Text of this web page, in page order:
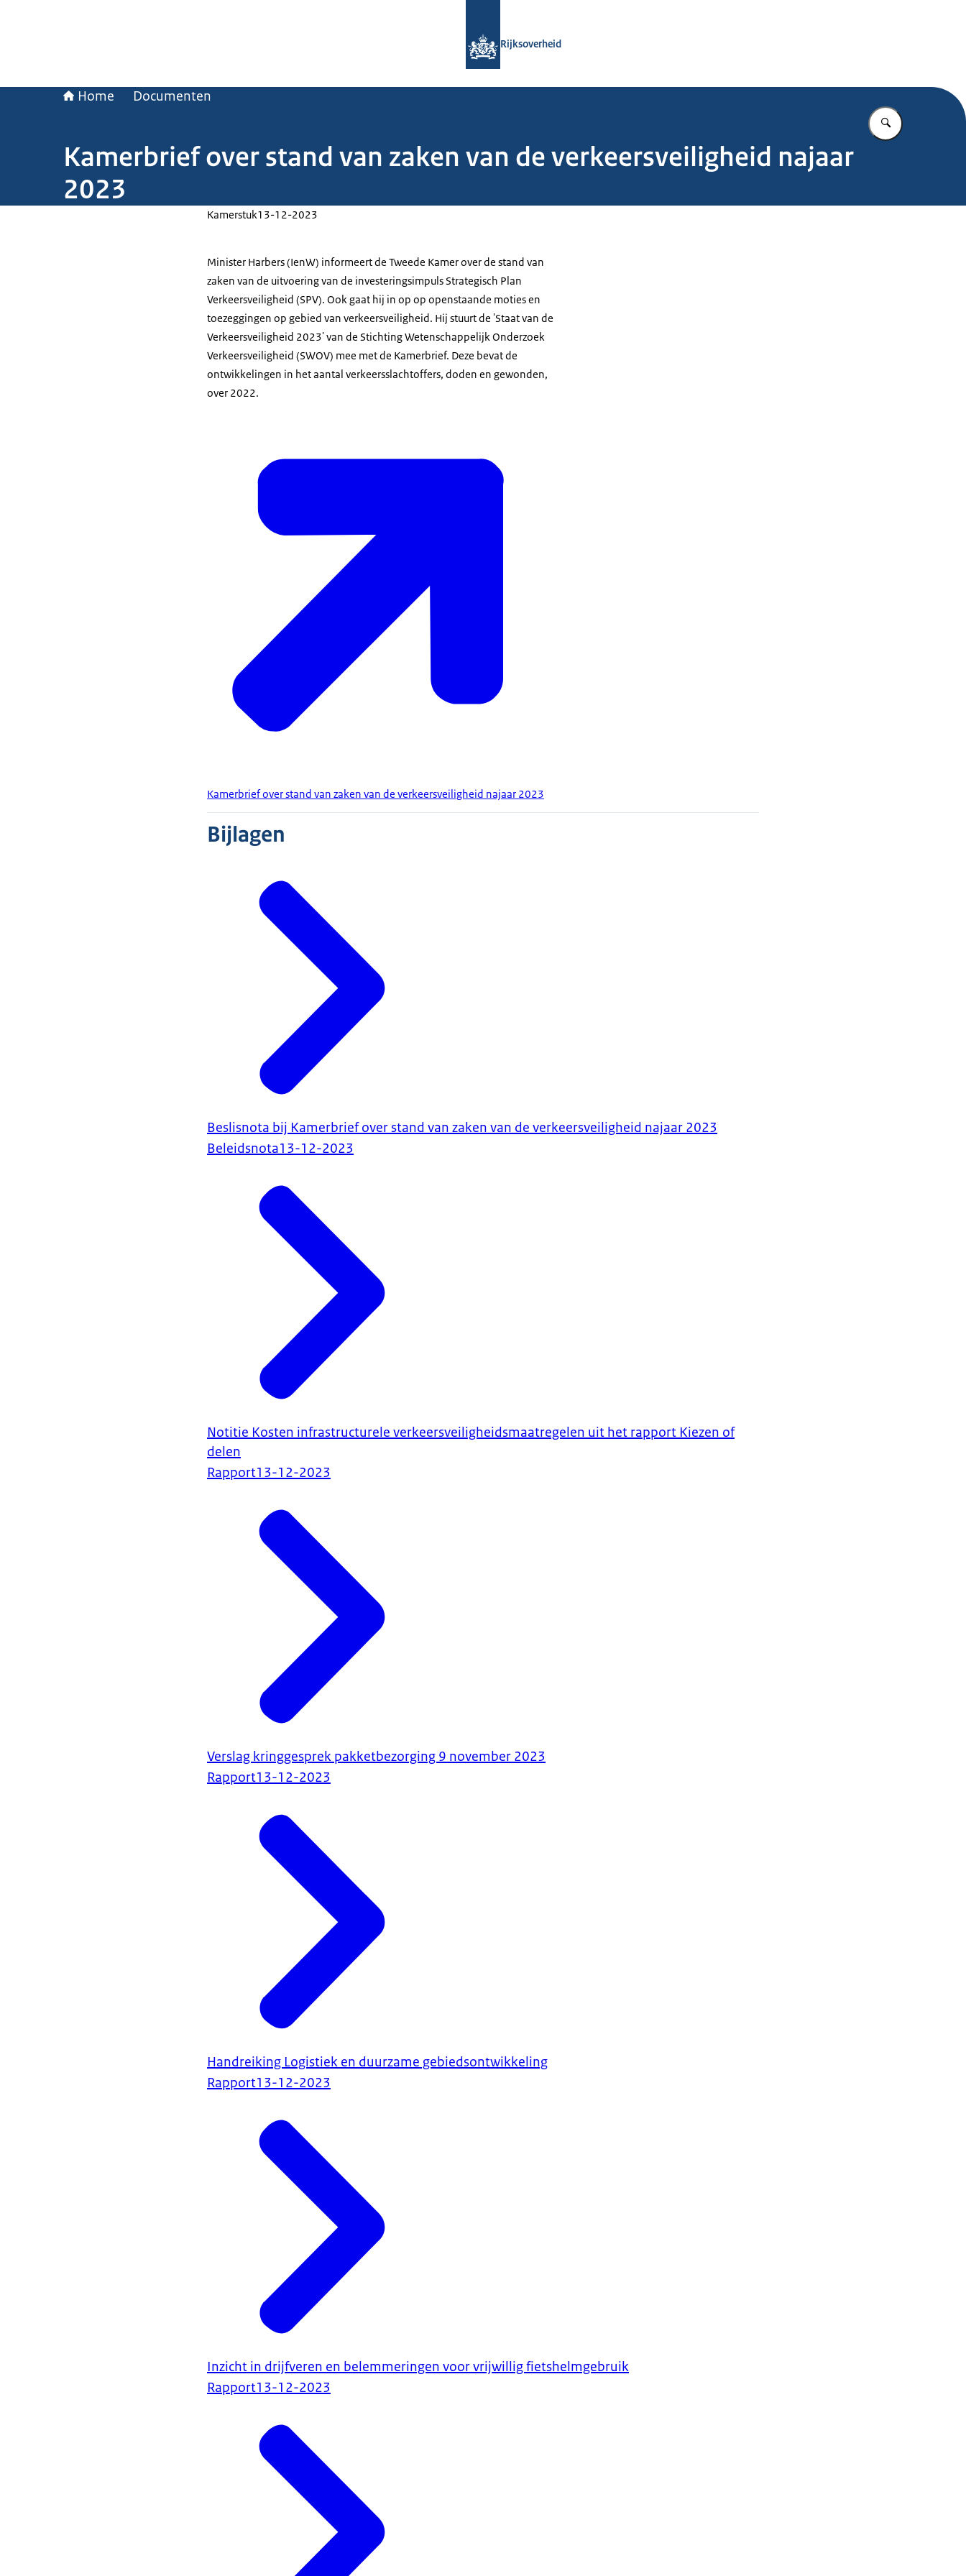
Rijksoverheid
Home Documenten
Vul in wat u
Kamerbrief over stand van zaken van de verkeersveiligheid najaar
2023
Kamerstuk13-12-2023
Minister Harbers (IenW) informeert de Tweede Kamer over de stand van
zaken van de uitvoering van de investeringsimpuls Strategisch Plan
Verkeersveiligheid (SPV). Ook gaat hij in op op openstaande moties en
toezeggingen op gebied van verkeersveiligheid. Hij stuurt de 'Staat van de
Verkeersveiligheid 2023' van de Stichting Wetenschappelijk Onderzoek
Verkeersveiligheid (SWOV) mee met de Kamerbrief. Deze bevat de
ontwikkelingen in het aantal verkeersslachtoffers, doden en gewonden,
over 2022.
Kamerbrief over stand van zaken van de verkeersveiligheid najaar 2023
Bijlagen
Beslisnota bij Kamerbrief over stand van zaken van de verkeersveiligheid najaar 2023
Beleidsnota13-12-2023
Notitie Kosten infrastructurele verkeersveiligheidsmaatregelen uit het rapport Kiezen of
delen
Rapport13-12-2023
Verslag kringgesprek pakketbezorging 9 november 2023
Rapport13-12-2023
Handreiking Logistiek en duurzame gebiedsontwikkeling
Rapport13-12-2023
Inzicht in drijfveren en belemmeringen voor vrijwillig fietshelmgebruik
Rapport13-12-2023